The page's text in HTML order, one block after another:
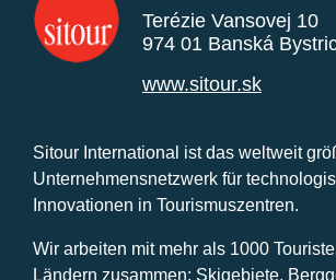
Terézie Vansovej 10
974 01 Banská
www.sitour.sk
Sitour International ist das weltweit
Unternehmensnetzwerk für
Innovationen in Tourismuszentren.
Wir arbeiten mit mehr als 1000
Ländern zusammen: Skigebiete,